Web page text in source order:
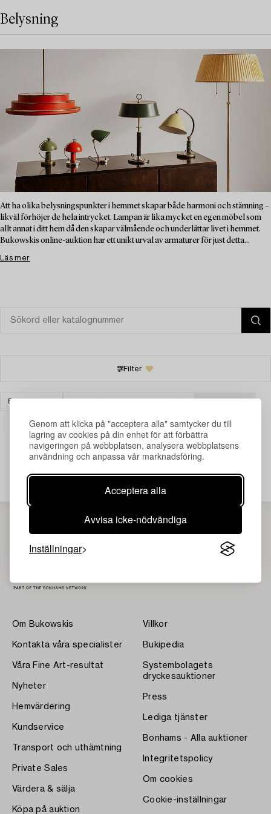
Genom att klicka på "acceptera alla" samtycker du till
lagring av cookies på din enhet för att förbättra
navigeringen på webbplatsen, analysera webbplatsens
användning och anpassa vår marknadsföring.
Acceptera alla
Avvisa icke-nödvändiga
Inställningar
Belysning
Att ha olika belysningspunkter i hemmet skapar både harmoni och stämning –
likväl förhöjer de hela intrycket. Lampan är lika mycket en egen möbel som
allt annat i ditt hem då den skapar välmående och underlättar livet i hemmet.
Bukowskis online-auktion har ett unikt urval av armaturer för just detta...
Läs mer
Filter
BELYSNING
Din sökning gav ingen träff just nu.
Om Bukowskis
Kontakta våra specialister
Våra Fine Art-resultat
Nyheter
Hemvärdering
Kundservice
Transport och uthämtning
Private Sales
Värdera & sälja
Köpa på auktion
Villkor
Bukipedia
Systembolagets
dryckesauktioner
Press
Lediga tjänster
Bonhams - Alla auktioner
Integritetspolicy
Om cookies
Cookie-inställningar